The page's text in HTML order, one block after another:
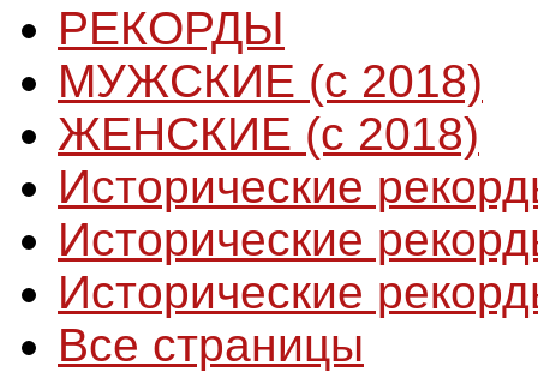
РЕКОРДЫ
МУЖСКИЕ (с 2018)
ЖЕНСКИЕ (с 2018)
Исторические
Исторические
Исторические
Все страницы